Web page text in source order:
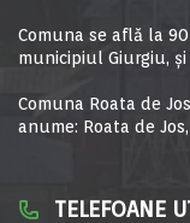
Comuna se află la
municipiul Giurgiu,
Comuna Roata de
anume: Roata de
TELEFOANE